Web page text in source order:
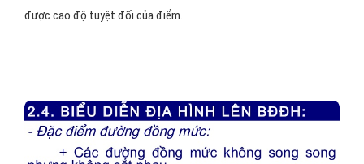
được cao độ tuyệt đối của điểm.